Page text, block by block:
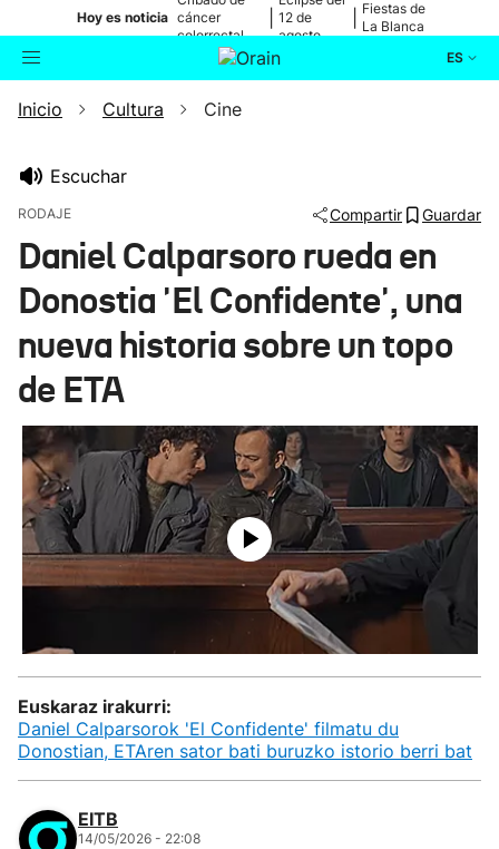
Hoy es noticia cáncer
colorrectal
12 de
agosto
Fiestas de
La Blanca
ES
Buscador Actualidad
Ikusmiran
Eguraldia
Inicio Cultura Cine
Escuchar
RODAJE Compartir Guardar
Daniel Calparsoro rueda en
Donostia 'El Confidente', una
nueva historia sobre un topo
de ETA
Euskaraz irakurri:
Daniel Calparsorok 'El Confidente' filmatu du
Donostian, ETAren sator bati buruzko istorio berri bat
EITB
14/05/2026 - 22:08